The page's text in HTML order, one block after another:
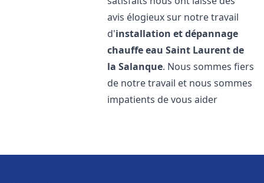
avis élogieux sur notre travail
d'installation et dépannage
chauffe eau Saint Laurent de
la Salanque. Nous sommes fiers
de notre travail et nous sommes
impatients de vous aider